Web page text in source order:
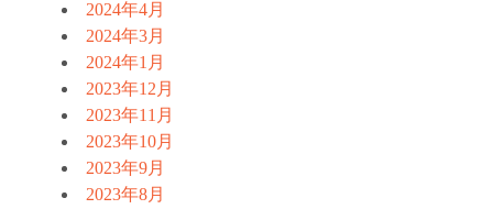
2024年4月
2024年3月
2024年1月
2023年12月
2023年11月
2023年10月
2023年9月
2023年8月